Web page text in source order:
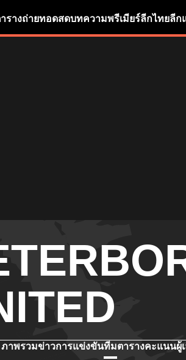
รางถ่ายทอดสดบทความพรีเมียร์ลีกไทยลีก
ภาพรวมข่าวการแข่งขันทีมตารางคะแนนผู้